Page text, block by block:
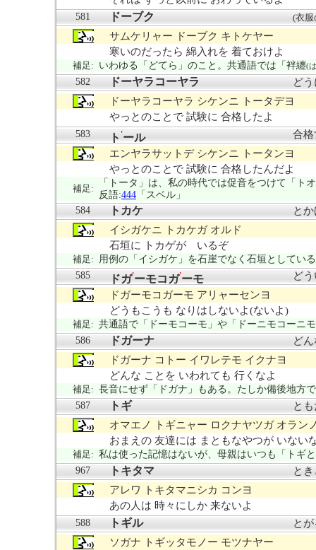
581 ドーブク (衣服
サムケリャー ドーブク キトケヤー
寒いのだったら 綿入れを 着ておけよ
補足: いわゆる「どてら」のこと。共通語では「袢纏(
582 ドーヤラコーヤラ
ど
ドーヤラコーヤラ シケンニ トータデヨ
やっとのことで 試験に 合格したよ
583 ト 'ール
合格
エンヤラサットデ シケンニ トータンヨ
やっとのことで 試験に 合格したんだよ
補足:
「トータ」は、私の時代では促音をつけて「
反語:444 「スベル」
584
トカケ
と
イシガケニ トカケガ オルド
石垣に トカゲが いるぞ
補足:
用例の「イシガケ」を石崖でなく石垣としてい
585
ドガ'ーモコガ'ーモ
ど
ドガーモコガーモ アリャーセンヨ
どうもこうも なりはしないよ(ないよ)
補足: 共通語で「ドーモコーモ」や「ドーニモコーニ
586
ドガーナ
ど
ドガーナ コトー イワレテモ イクナヨ
どんな ことを いわれても 行くなよ
補足: 長音にせず「ドガナ」もある。たしか備後地方
587
トギ
と
オマエノ トギニャー ロクナヤツガ オラン
おまえの 友達には まともなやつが いない
補足: 私は使った記憶はないが、母親はいつも「トギ
967
トキタマ
と
アレワ トキタマニシカ コンヨ
あの人は 時々にしか 来ないよ
588 トギル
と
ソガナ トギッタモノー モツナヤー